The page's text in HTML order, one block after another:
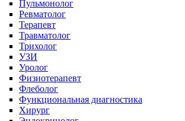
Пульмонолог
Ревматолог
Терапевт
Травматолог
Трихолог
УЗИ
Уролог
Физиотерапевт
Флеболог
Функциональная диагностика
Хирург